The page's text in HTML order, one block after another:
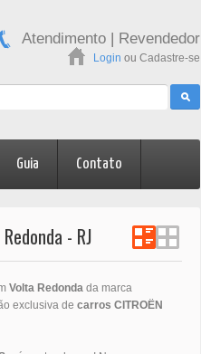
Atendimento | Revendedor
Login ou Cadastre-se
Guia Contato
- RJ
Volta Redonda da marca
exclusiva de carros CITROËN